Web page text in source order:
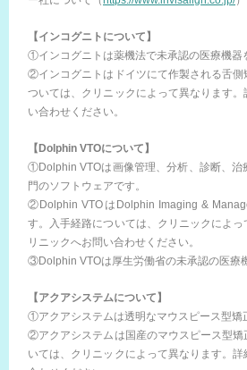
【インコグニトについて】
①インコグニトは薬機法で未承認の医療機器
②インコグニトはドイツにて作製される舌側
ついては、クリニックによって異なります
い合わせください。
【Dolphin VTOについて】
①Dolphin VTOは画像管理、分析、診断、治
門のソフトウェアです。
②Dolphin VTOはDolphin Imaging &
す。入手経路については、クリニックによ
リニックへお問い合わせください。
③Dolphin VTOは厚生労働省の未承認の医療
【アクアシステムについて】
①アクアシステムは透明なマウスピース型矯
②アクアシステムは国産のマウスピース型矯
いては、クリニックによって異なります。